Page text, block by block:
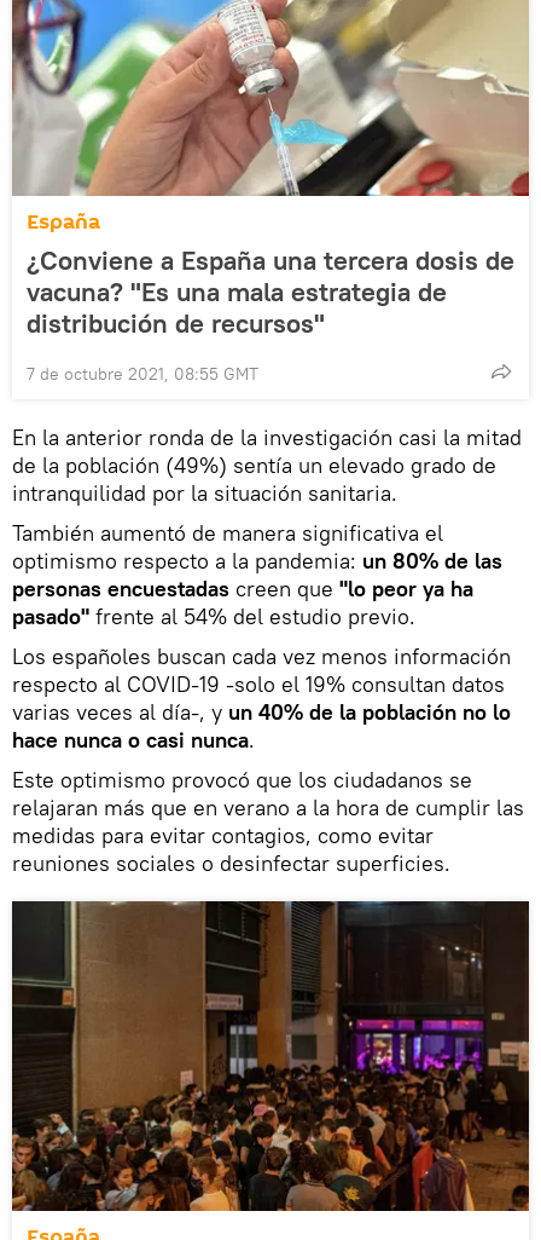
España
¿Conviene a España una tercera dosis de
vacuna? "Es una mala estrategia de
distribución de recursos"
7 de octubre 2021, 08:55 GMT
En la anterior ronda de la investigación casi la mitad
de la población (49%) sentía un elevado grado de
intranquilidad por la situación sanitaria.
También aumentó de manera significativa el
optimismo respecto a la pandemia: un 80% de las
personas encuestadas creen que "lo peor ya ha
pasado" frente al 54% del estudio previo.
Los españoles buscan cada vez menos información
respecto al COVID-19 -solo el 19% consultan datos
varias veces al día-, y un 40% de la población no lo
hace nunca o casi nunca.
Este optimismo provocó que los ciudadanos se
relajaran más que en verano a la hora de cumplir las
medidas para evitar contagios, como evitar
reuniones sociales o desinfectar superficies.